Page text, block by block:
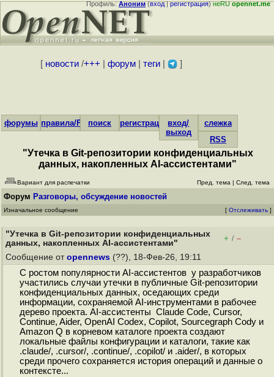
Профиль:Аноним(вход|регистрация)неRUopennet.me
[ новости/+++ форум| теги| ]
форумы правила/FAQпоиск регистрациявход/
выход
слежка
RSS
"Утечка в Git-репозитории конфиденциальных
данных, накопленных AI-ассистентами"
Вариант для распечатки Пред. тема | След. тема
Форум Разговоры, обсуждение новостей
Изначальное сообщение [ Отслеживать ]
"Утечка в Git-репозитории конфиденциальных
данных, накопленных AI-ассистентами"
+ / –
Сообщение от opennews (??), 18-Фев-26, 19:11
С ростом популярности AI-ассистентов у разработчиков
участились случаи утечки в публичные Git-репозитории
конфиденциальных данных, оседающих среди
информации, сохраняемой AI-инструментами в рабочее
дерево проекта. AI-ассистенты Claude Code, Cursor,
Continue, Aider, OpenAI Codex, Copilot, Sourcegraph Cody и
Amazon Q в корневом каталоге проекта создают
локальные файлы конфигурации и каталоги, такие как
.claude/, .cursor/, .continue/, .copilot/ и .aider/, в которых
среди прочего сохраняется история операций и данные о
контексте...